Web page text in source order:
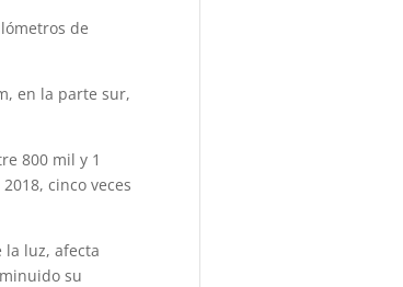
de
en la parte sur,
800 mil y 1
cinco veces
la luz, afecta
su